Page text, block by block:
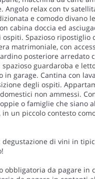
Angolo relax con tv
e comodo divano
cabina doccia ed
Spazioso ripostiglio
matrimoniale, con
posteriore arredato
guardaroba e
in garage. Cantina con
degli ospiti.
non ammessi.
o famiglie che siano
un piccolo contesto
degustazione di vini in
obbligatoria da pagare in